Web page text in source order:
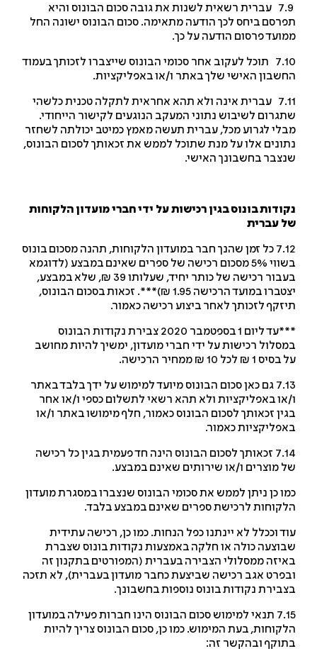
7.9 עברית רשאית לשנות את גובה סכום הבונוס והיא
ביחס לכך הודעה מתאימה. סכום הבונוס ישונה החל
פרסום הודעה על כך.
7.10 תוכל לעקוב אחר סכומי הבונוס שייצברו לזכותך בעמוד
האישי שלך באתר ו/או באפליקציות.
7.11 עברית אינה ולא תהא אחראית לתקלה טכנית כלשהי
לשיבוש נתוני המעקב הנוגעים לקישור הייחודי.
לגרוע מכל, עברית תעשה מאמץ כמיטב יכולתה לשחזר
אלו על מנת שתוכל לממש את זכאותך לסכום הבונוס,
בחשבונך האישי.
בונוס בגין רכישות על ידי חברי מועדון הלקוחות
עברית
7.12 כל זמן שהנך חבר במועדון הלקוחות, תהנה מסכום בונוס
בשווי 5% מסכום רכישה של ספרים שאינם במבצע (לדוגמא
בעבור רכישה של כותר יחיד, שעלותו 39 ₪, שלא במבצע,
יצטברו במועד הרכישה 1.95 ₪)***. זכאות בסכום הבונוס,
לזכותך לאחר ביצוע רכישה כאמור.
***עד ליום 1 בספטמבר 2020 צבירת נקודות הבונוס
רכישות על ידי חברי מועדון, ימשיך להיות מחושב
1 ₪ לכל 10 ₪ ממחיר הרכישה.
7.13 גם כאן סכום הבונוס מיועד למימוש על ידך בלבד באתר
באפליקציות ולא תהא רשאי לתשלום כספי ו/או אחר
זכאותך לסכום הבונוס כאמור, חלף מימושו באתר ו/או
כאמור.
7.14 זכאותך לסכום הבונוס הינה חד פעמית בגין כל רכישה
מוצרים ו/או שירותים שאינם במבצע.
כן ניתן לממש את סכומי הבונוס שנצברו במסגרת מועדון
לרכישת ספרים שאינם במבצע בלבד.
וככלל לא יינתנו כפל הנחות. כמו כן, רכישה עתידית
כולה או חלקה באמצעות נקודות בונוס שצברת
ממסלולי הצבירה בעברית (המפורטים בתקנון זה
אגב רכישה שביצעת כחבר מועדון בעברית), לא תזכה
נקודות בונוס נוספות בחשבונך.
7.15 תנאי למימוש סכום הבונוס הינו חברות פעילה במועדון
בעת המימוש. כמו כן, סכום הבונוס צריך להיות
ובהקשר זה: